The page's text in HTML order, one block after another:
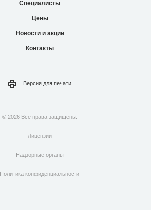
Специалисты
Цены
Новости и акции
Контакты
Версия для печати
© 2026 Все права защищены.
Лицензии
Надзорные органы
Политика конфиденциальности